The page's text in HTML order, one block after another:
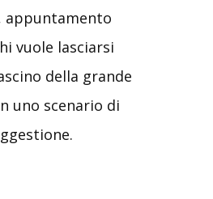
appuntamento
vuole lasciarsi
della grande
uno scenario di